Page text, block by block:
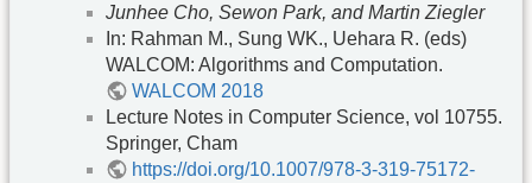
Junhee Cho, Sewon Park, and Martin Ziegler
In: Rahman M., Sung WK., Uehara R. (eds)
WALCOM: Algorithms and Computation.
WALCOM 2018
Lecture Notes in Computer Science, vol 10755.
Springer, Cham
https://doi.org/10.1007/978-3-319-75172-